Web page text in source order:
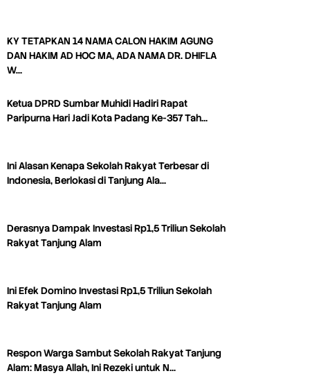
KY TETAPKAN 14 NAMA CALON HAKIM AGUNG
DAN HAKIM AD HOC MA, ADA NAMA DR. DHIFLA
W…
Ketua DPRD Sumbar Muhidi Hadiri Rapat
Paripurna Hari Jadi Kota Padang Ke-357 Tah…
Ini Alasan Kenapa Sekolah Rakyat Terbesar di
Indonesia, Berlokasi di Tanjung Ala…
Derasnya Dampak Investasi Rp1,5 Triliun Sekolah
Rakyat Tanjung Alam
Ini Efek Domino Investasi Rp1,5 Triliun Sekolah
Rakyat Tanjung Alam
Respon Warga Sambut Sekolah Rakyat Tanjung
Alam: Masya Allah, Ini Rezeki untuk N…